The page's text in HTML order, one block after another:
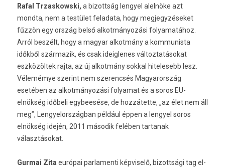
Rafal Trzas­kowski, a bi­zottság len­gyel alelnöke azt
mondta, nem a testület feladata, hogy meg­jegyzéseket
fűzzön egy ország belső al­kot­mányozási folyamatához.
Arról beszélt, hogy a magyar al­kot­mány a kom­munis­ta
időkből szár­mazik, és csak ideig­lenes vál­toztatásokat
eszközöltek rajta, az új al­kot­mány sokk­al hitelesebb lesz.
Vélemémye szerint nem szerencsés Magyarország
esetében az al­kot­mányozási folyamat és a soros EU-
elnökség időbeli egybeesése, de hozzátette, „az élet nem áll
meg”, Len­gyelország­ban például éppen a len­gyel soros
elnökség idején, 2011 második felében tar­tanak
választásokat.
Gur­mai Zita európai par­lamen­ti kép­viselő, bi­zottsági tag el­